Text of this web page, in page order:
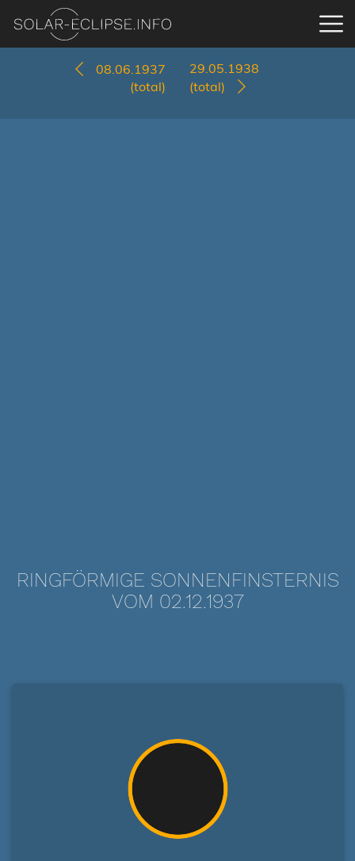
08.06.1937
(total)
29.05.1938
(total)
RINGFÖRMIGE SONNENFINSTERNIS
VOM 02.12.1937